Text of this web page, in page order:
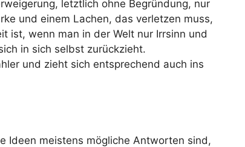
letztlich ohne Begründung, nur
und einem Lachen, das verletzen muss,
ist, wenn man in der Welt nur Irrsinn und
in sich selbst zurückzieht.
und zieht sich entsprechend auch ins
Ideen meistens mögliche Antworten sind,